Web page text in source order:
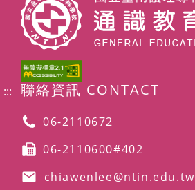
::: 聯絡資訊 CONTACT
06-2110672
06-2110600#402
chiawenlee@ntin.edu.tw